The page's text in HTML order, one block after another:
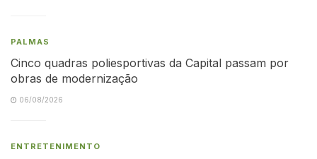
PALMAS
Cinco quadras poliesportivas da Capital passam por
obras de modernização
06/08/2026
ENTRETENIMENTO